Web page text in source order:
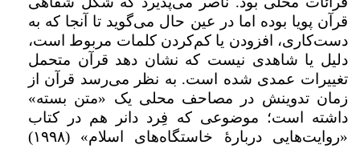
قرآن پویا بوده اما در عین حال می‌گوید تا آنجا که به
دست‌کاری، افزودن یا کم‌کردن کلمات مربوط است،
دلیل یا شاهدی نیست که نشان دهد قرآن متحمل
تغییرات عمدی شده است. به نظر می‌رسد قرآن از
زمان تدوینش در مصاحف محلی یک «متن بسته»
داشته است؛ موضوعی که فِرد دانر هم در کتاب
«روایت‌هایی دربارۀ خاستگاه‌های اسلام» (۱۹۹۸)